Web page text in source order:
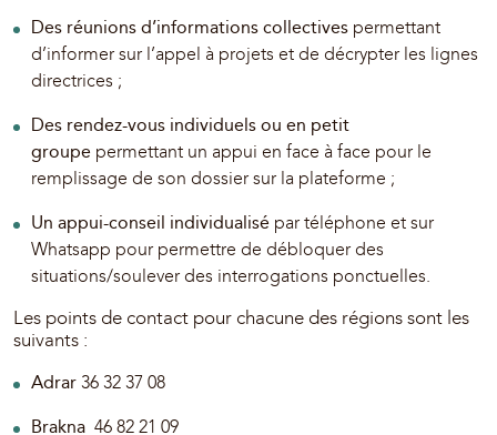
Des réunions d’informations collectives permettant
d’informer sur l’appel à projets et de décrypter les lignes
directrices ;
Des rendez-vous individuels ou en petit
groupe permettant un appui en face à face pour le
remplissage de son dossier sur la plateforme ;
Un appui-conseil individualisé par téléphone et sur
Whatsapp pour permettre de débloquer des
situations/soulever des interrogations ponctuelles.
Les points de contact pour chacune des régions sont les
suivants :
Adrar 36 32 37 08
Brakna 46 82 21 09